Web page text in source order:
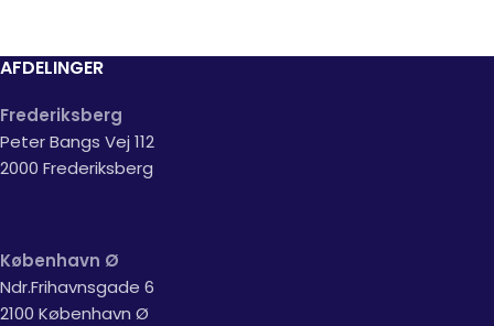
AFDELINGER
Frederiksberg
Peter Bangs Vej 112
2000 Frederiksberg
København Ø
Ndr.Frihavnsgade 6
2100 København Ø